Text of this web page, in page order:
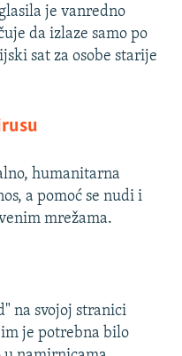
je vanredno
da izlaze samo po
sat za osobe starije
humanitarna
a pomoć se nudi i
mrežama.
na svojoj stranici
im je potrebna bilo